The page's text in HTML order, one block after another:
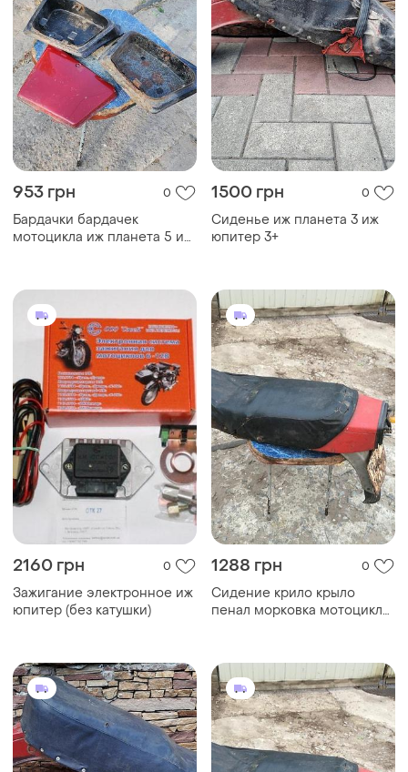
953 грн 0
Бардачки бардачек
мотоцикла иж планета 5 иж
1500 грн 0
Сиденье иж планета 3 иж
юпитер 3+
2160 грн 0
Зажигание электронное иж
юпитер (без катушки)
1288 грн 0
Сидение крило крыло
пенал морковка мотоцикла